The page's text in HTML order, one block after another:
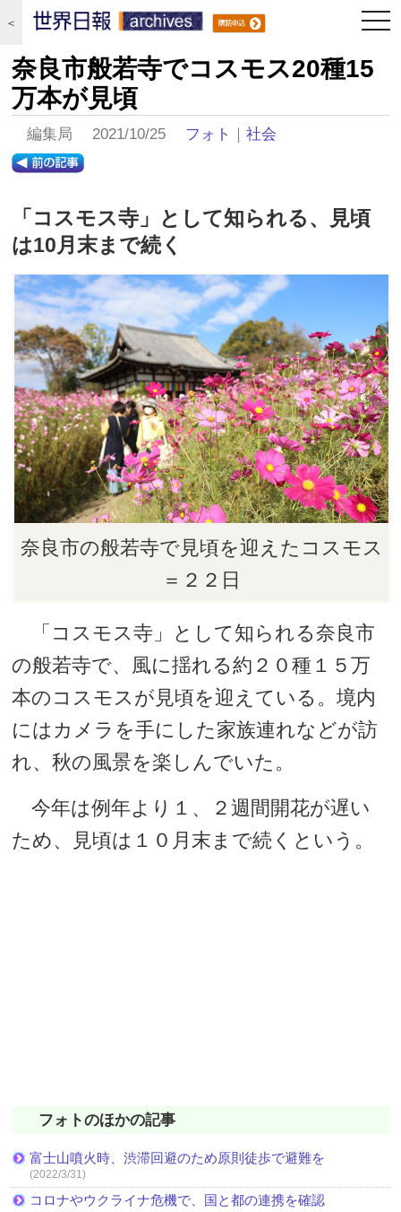
＜
奈良市般若寺でコスモス20種15
万本が見頃
編集局 2021/10/25 フォト ｜社会
「コスモス寺」として知られる、見頃
は10月末まで続く
奈良市の般若寺で見頃を迎えたコスモス
＝２２日
「コスモス寺」として知られる奈良市
の般若寺で、風に揺れる約２０種１５万
本のコスモスが見頃を迎えている。境内
にはカメラを手にした家族連れなどが訪
れ、秋の風景を楽しんでいた。
今年は例年より１、２週間開花が遅い
ため、見頃は１０月末まで続くという。
フォトのほかの記事
富士山噴火時、渋滞回避のため原則徒歩で避難を
(2022/3/31)
コロナやウクライナ危機で、国と都の連携を確認